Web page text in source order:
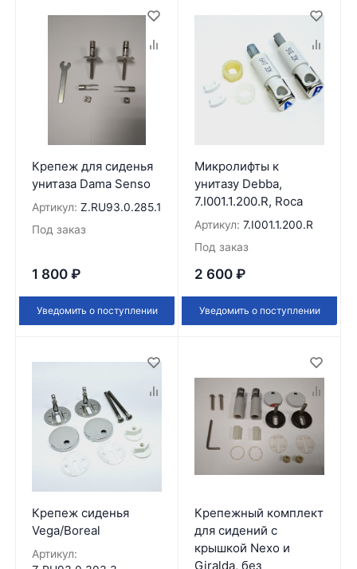
Крепеж для сиденья
унитаза Dama Senso
Артикул: Z.RU93.0.285.1
Под заказ
1 800 ₽
Уведомить о поступлении
Микролифты к
унитазу Debba,
7.I001.1.200.R, Roca
Артикул: 7.I001.1.200.R
Под заказ
2 600 ₽
Уведомить о поступлении
Крепеж сиденья
Vega/Boreal
Артикул:
Крепежный комплект
для сидений c
крышкой Nexo и
Giralda, без